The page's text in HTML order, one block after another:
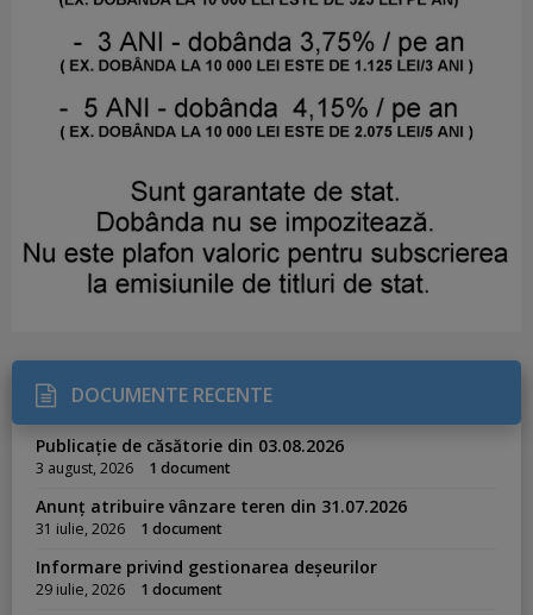
DOCUMENTE RECENTE
Publicație de căsătorie din 03.08.2026
3 august, 2026 1 document
Anunț atribuire vânzare teren din 31.07.2026
31 iulie, 2026 1 document
Informare privind gestionarea deșeurilor
29 iulie, 2026 1 document